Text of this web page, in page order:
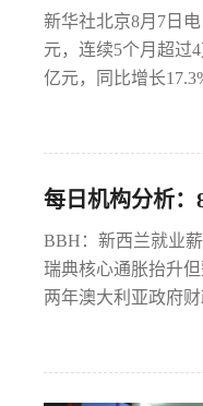
新华社北京8月7日
元，连续5个月超过
亿元，同比增长
每日机构分析：
BBH：新西兰就业
瑞典核心通胀抬升
两年澳大利亚政府